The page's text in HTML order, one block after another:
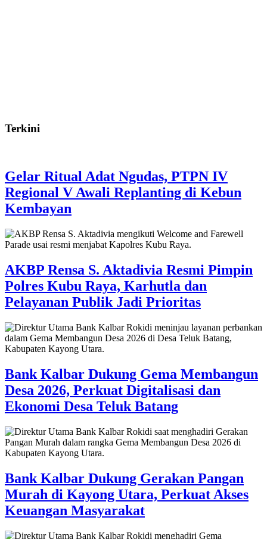
Terkini
Gelar Ritual Adat Ngudas, PTPN IV
Regional V Awali Replanting di Kebun
Kembayan
AKBP Rensa S. Aktadivia Resmi Pimpin
Polres Kubu Raya, Karhutla dan
Pelayanan Publik Jadi Prioritas
Bank Kalbar Dukung Gema Membangun
Desa 2026, Perkuat Digitalisasi dan
Ekonomi Desa Teluk Batang
Bank Kalbar Dukung Gerakan Pangan
Murah di Kayong Utara, Perkuat Akses
Keuangan Masyarakat